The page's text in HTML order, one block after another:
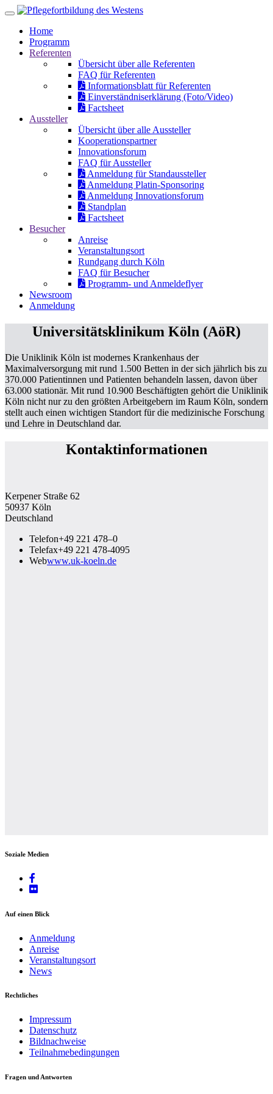
Home
Programm
Referenten
Übersicht über alle Referenten
FAQ für Referenten
Informationsblatt für Referenten
Einverständniserklärung (Foto/Video)
Factsheet
Aussteller
Übersicht über alle Aussteller
Kooperationspartner
Innovationsforum
FAQ für Aussteller
Anmeldung für Standaussteller
Anmeldung Platin-Sponsoring
Anmeldung Innovationsforum
Standplan
Factsheet
Besucher
Anreise
Veranstaltungsort
Rundgang durch Köln
FAQ für Besucher
Programm- und Anmeldeflyer
Newsroom
Anmeldung
Universitätsklinikum Köln (AöR)
Die Uniklinik Köln ist modernes Krankenhaus der
Maximalversorgung mit rund 1.500 Betten in der sich jährlich bis zu
370.000 Patientinnen und Patienten behandeln lassen, davon über
63.000 stationär. Mit rund 10.900 Beschäftigten gehört die Uniklinik
Köln nicht nur zu den größten Arbeitgebern im Raum Köln, sondern
stellt auch einen wichtigen Standort für die medizinische Forschung
und Lehre in Deutschland dar.
Kontaktinformationen
Kerpener Straße 62
50937 Köln
Deutschland
Telefon+49 221 478–0
Telefax+49 221 478‑4095
Webwww.uk-koeln.de
Soziale Medien
Auf einen Blick
Anmeldung
Anreise
Veranstaltungsort
News
Rechtliches
Impressum
Datenschutz
Bildnachweise
Teilnahmebedingungen
Fragen und Antworten